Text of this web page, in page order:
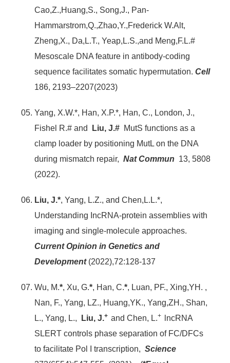
Cao,Z.,Huang,S., Song,J., Pan-
Hammarstrom,Q.,Zhao,Y.,Frederick W.Alt,
Zheng,X., Da,L.T., Yeap,L.S.,and Meng,F.L.#
Mesoscale DNA feature in antibody-coding
sequence facilitates somatic hypermutation.Cell
186, 2193–2207(2023)
Yang, X.W.*, Han, X.P.*, Han, C., London, J.,
Fishel R.# and
Liu, J.# MutS functions as a
clamp loader by positioning MutL on the DNA
during mismatch repair,Nat Commun 13, 5808
(2022).
Liu, J.*, Yang, L.Z., and Chen,L.L.*,
Understanding IncRNA-protein assemblies with
imaging and single-molecule approaches.
Current Opinion in Genetics and
Development(2022),72:128-137
Wu, M.*, Xu, G.*, Han, C.*, Luan, PF., Xing,YH. ,
Nan, F., Yang, LZ., Huang,YK., Yang,ZH., Shan,
L., Yang, L.,
Liu, J.+ and Chen, L.+
lncRNA
SLERT controls phase separation of FC/DFCs
to facilitate Pol I transcription,Science